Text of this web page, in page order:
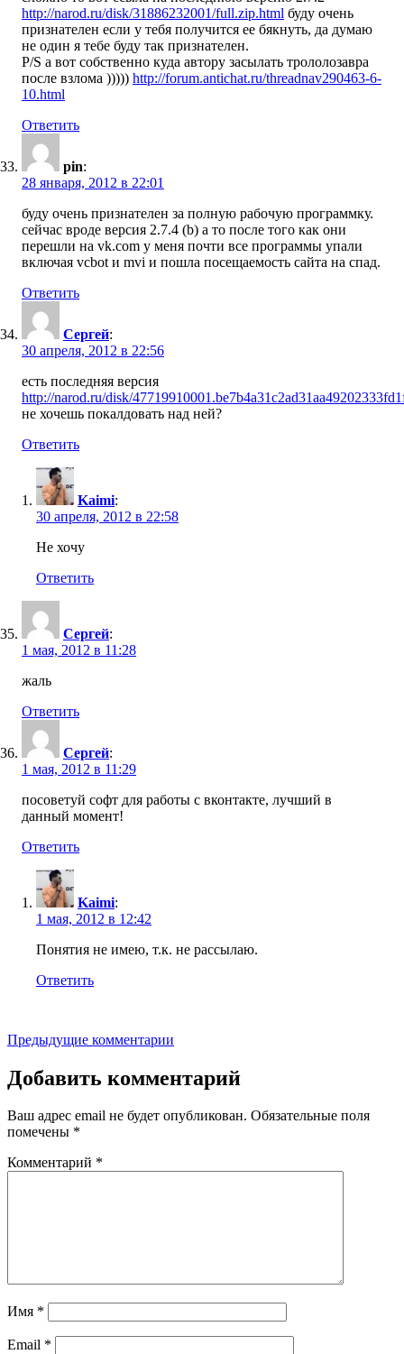
http://narod.ru/disk/31886232001/full.zip.html буду очень
признателен если у тебя получится ее бякнуть, да думаю
не один я тебе буду так признателен.
P/S а вот собственно куда автору засылать трололозавра
после взлома ))))) http://forum.antichat.ru/threadnav290463-6-
10.html
Ответить
pin:
28 января, 2012 в 22:01
буду очень признателен за полную рабочую программку.
сейчас вроде версия 2.7.4 (b) а то после того как они
перешли на vk.com у меня почти все программы упали
включая vcbot и mvi и пошла посещаемость сайта на спад.
Ответить
Сергей:
30 апреля, 2012 в 22:56
есть последняя версия
http://narod.ru/disk/
не хочешь покалдовать над ней?
Ответить
Kaimi:
30 апреля, 2012 в 22:58
Не хочу
Ответить
Сергей:
1 мая, 2012 в 11:28
жаль
Ответить
Сергей:
1 мая, 2012 в 11:29
посоветуй софт для работы с вконтакте, лучший в
данный момент!
Ответить
Kaimi:
1 мая, 2012 в 12:42
Понятия не имею, т.к. не рассылаю.
Ответить
Навигация
по
комментариям
Предыдущие комментарии
Добавить комментарий
Ваш адрес email не будет опубликован. Обязательные поля
помечены *
Комментарий *
Имя *
Email *